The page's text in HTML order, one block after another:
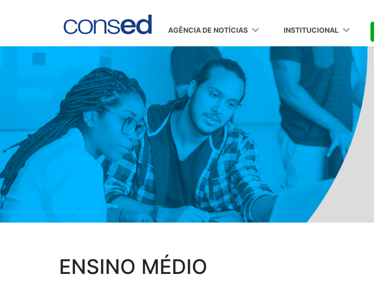
AGÊNCIA DE NOTÍCIAS INSTITUCIONAL
ENSINO MÉDIO